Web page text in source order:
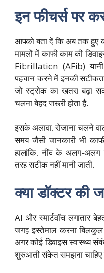
इन फीचर्स पर
आपको बता दें कि अब तक हुए
मामलों में काफी काम की
Fibrillation (AFib)
पहचान करने में इनकी
जो स्ट्रोक का खतरा बढ़ा
चलना बेहद जरूरी होता है.
इसके अलावा, रोजाना चलने
समय जैसी जानकारी भी
हालांकि, नींद के अलग-अलग
तरह सटीक नहीं मानी जाती.
क्या डॉक्टर की
AI और स्मार्टवॉच लगातार
जगह इस्तेमाल करना बिलकुल
अगर कोई डिवाइस स्वास्थ्य
शुरुआती संकेत समझना चाहिए